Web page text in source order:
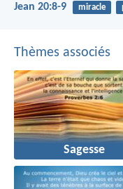
Jean 20:8-9 miracle
Thèmes associés
Sagesse